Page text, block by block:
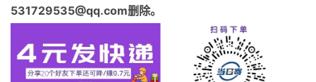
531729535@qq.com删除。